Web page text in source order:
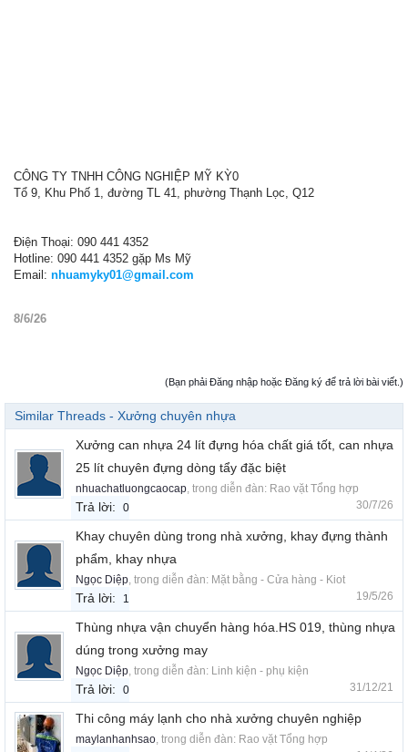
CÔNG TY TNHH CÔNG NGHIỆP MỸ KỲ0
Tổ 9, Khu Phố 1, đường TL 41, phường Thạnh Lọc, Q12
Điện Thoại: 090 441 4352
Hotline: 090 441 4352 gặp Ms Mỹ
Email: nhuamyky01@gmail.com
8/6/26
(Bạn phải Đăng nhập hoặc Đăng ký để trả lời bài viết.)
Similar Threads - Xưởng chuyên nhựa
Xưởng can nhựa 24 lít đựng hóa chất giá tốt, can nhựa
25 lít chuyên đựng dòng tẩy đặc biệt
nhuachatluongcaocap , trong diễn đàn: Rao vặt Tổng hợp
Trả lời: 0 30/7/26
Khay chuyên dùng trong nhà xưởng, khay đựng thành
phẩm, khay nhựa
Ngọc Diệp , trong diễn đàn: Mặt bằng - Cửa hàng - Kiot
Trả lời: 1 19/5/26
Thùng nhựa vận chuyển hàng hóa.HS 019, thùng nhựa
dúng trong xưởng may
Ngọc Diệp , trong diễn đàn: Linh kiện - phụ kiện
Trả lời: 0 31/12/21
Thi công máy lạnh cho nhà xưởng chuyên nghiệp
maylanhanhsao , trong diễn đàn: Rao vặt Tổng hợp